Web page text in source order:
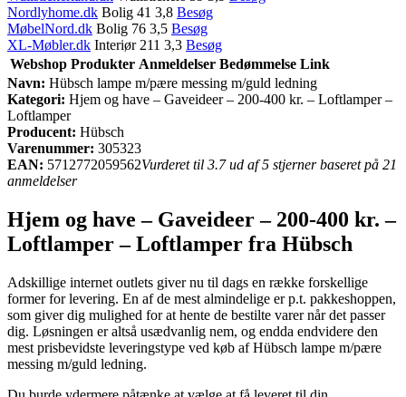
Nordlyhome.dk Bolig 41 3,8 Besøg
MøbelNord.dk Bolig 76 3,5 Besøg
XL-Møbler.dk Interiør 211 3,3 Besøg
Webshop Produkter Anmeldelser Bedømmelse Link
Navn: Hübsch lampe m/pære messing m/guld ledning
Kategori: Hjem og have – Gaveideer – 200-400 kr. – Loftlamper –
Loftlamper
Producent: Hübsch
Varenummer: 305323
EAN: 5712772059562Vurderet til 3.7 ud af 5 stjerner baseret på 21
anmeldelser
Hjem og have – Gaveideer – 200-400 kr. –
Loftlamper – Loftlamper fra Hübsch
Adskillige internet outlets giver nu til dags en række forskellige
former for levering. En af de mest almindelige er p.t. pakkeshoppen,
som giver dig mulighed for at hente de bestilte varer når det passer
dig. Løsningen er altså usædvanlig nem, og endda endvidere den
mest prisbevidste leveringstype ved køb af Hübsch lampe m/pære
messing m/guld ledning.